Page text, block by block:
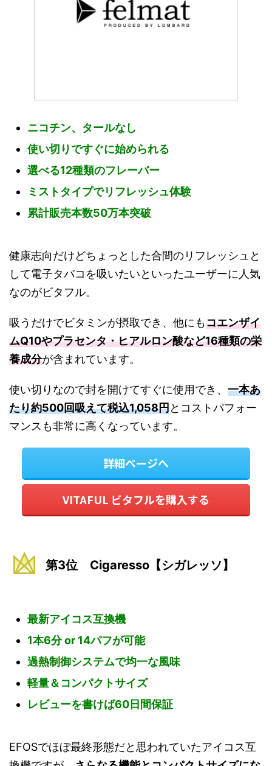
ニコチン、タールなし
使い切りですぐに始められる
選べる12種類のフレーバー
ミストタイプでリフレッシュ体験
累計販売本数50万本突破
健康志向だけどちょっとした合間のリフレッシュと
して電子タバコを吸いたいといったユーザーに人気
なのがビタフル。
吸うだけでビタミンが摂取でき、他にもコエンザイ
ムQ10やプラセンタ・ヒアルロン酸など16種類の栄
養成分が含まれています。
使い切りなので封を開けてすぐに使用でき、 一本あ
たり約500回吸えて税込1,058円とコストパフォー
マンスも非常に高くなっています。
詳細ページへ
VITAFUL ビタフルを購入する
第3位 Cigaresso【シガレッソ】
最新アイコス互換機
1本6分 or 14パフが可能
過熱制御システムで均一な風味
軽量＆コンパクトサイズ
レビューを書けば60日間保証
EFOSでほぼ最終形態だと思われていたアイコス互